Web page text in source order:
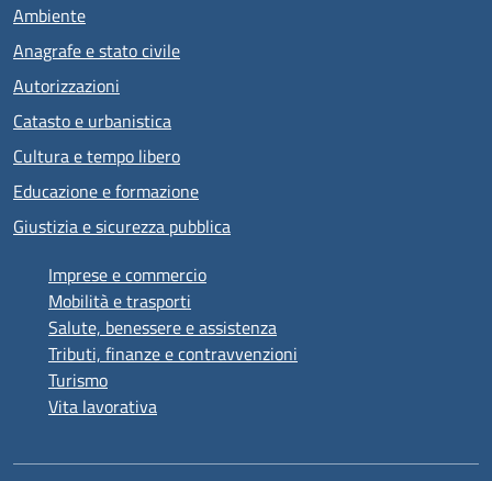
Ambiente
Anagrafe e stato civile
Autorizzazioni
Catasto e urbanistica
Cultura e tempo libero
Educazione e formazione
Giustizia e sicurezza pubblica
Imprese e commercio
Mobilità e trasporti
Salute, benessere e assistenza
Tributi, finanze e contravvenzioni
Turismo
Vita lavorativa